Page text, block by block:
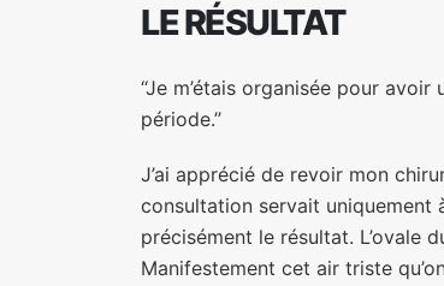
LE RÉSULTAT
‘‘Je m’étais organisée pour
période.’’
J’ai apprécié de revoir mon
consultation servait uniquement
précisément le résultat. L’ovale
Manifestement cet air triste